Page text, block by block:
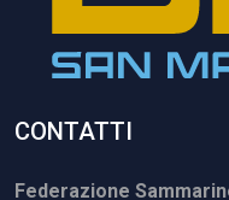
CONTATTI
Federazione